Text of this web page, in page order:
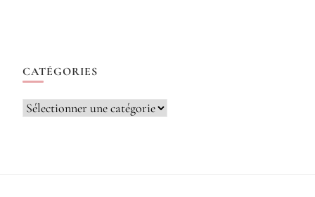
CATÉGORIES
Catégories